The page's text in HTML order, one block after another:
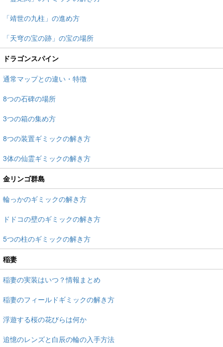
「靖世の九柱」の進め方
「天穹の宝の跡」の宝の場所
ドラゴンスパイン
通常マップとの違い・特徴
8つの石碑の場所
3つの箱の集め方
8つの装置ギミックの解き方
3体の仙霊ギミックの解き方
金リンゴ群島
輪っかのギミックの解き方
ドドコの壁のギミックの解き方
5つの柱のギミックの解き方
稲妻
稲妻の実装はいつ？情報まとめ
稲妻のフィールドギミックの解き方
浮遊する桜の花びらは何か
追憶のレンズと白辰の輪の入手方法